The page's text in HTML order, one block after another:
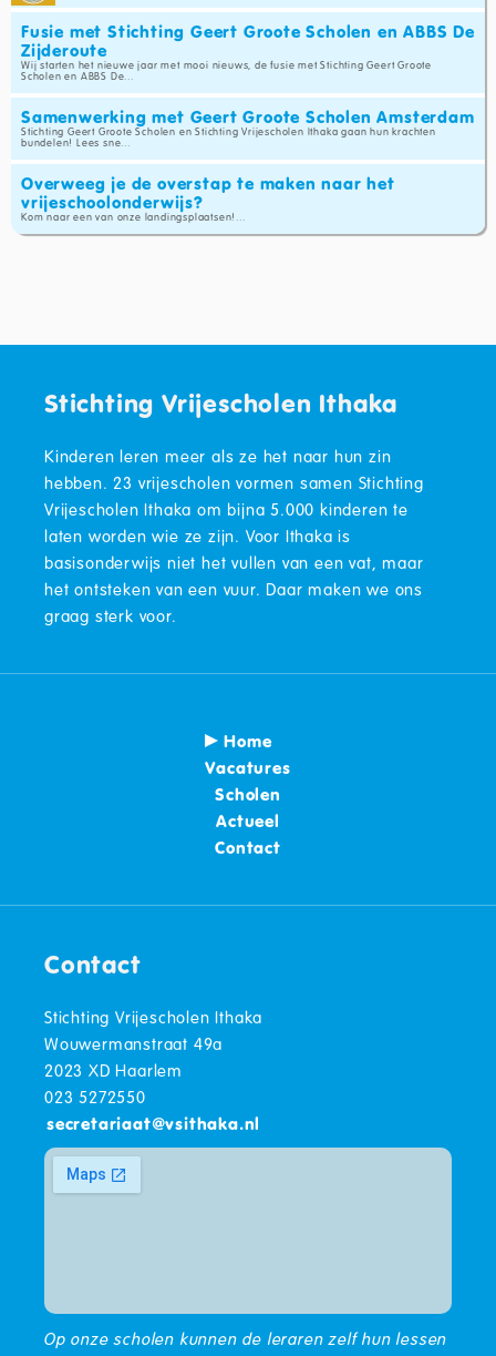
Fusie met Stichting Geert Groote Scholen en ABBS De
Zijderoute
Wij starten het nieuwe jaar met mooi nieuws, de fusie met Stichting Geert Groote
Scholen en ABBS De...
Samenwerking met Geert Groote Scholen Amsterdam
Stichting Geert Groote Scholen en Stichting Vrijescholen Ithaka gaan hun krachten
bundelen! Lees sne...
Overweeg je de overstap te maken naar het
vrijeschoolonderwijs?
Kom naar een van onze landingsplaatsen!...
Stichting Vrijescholen Ithaka
Kinderen leren meer als ze het naar hun zin
hebben. 23 vrijescholen vormen samen Stichting
Vrijescholen Ithaka om bijna 5.000 kinderen te
laten worden wie ze zijn. Voor Ithaka is
basisonderwijs niet het vullen van een vat, maar
het ontsteken van een vuur. Daar maken we ons
graag sterk voor.
Home
Vacatures
Scholen
Actueel
Contact
Contact
Stichting Vrijescholen Ithaka
Wouwermanstraat 49a
2023 XD Haarlem
023 5272550
secretariaat@vsithaka.nl
Op onze scholen kunnen de leraren zelf hun lessen